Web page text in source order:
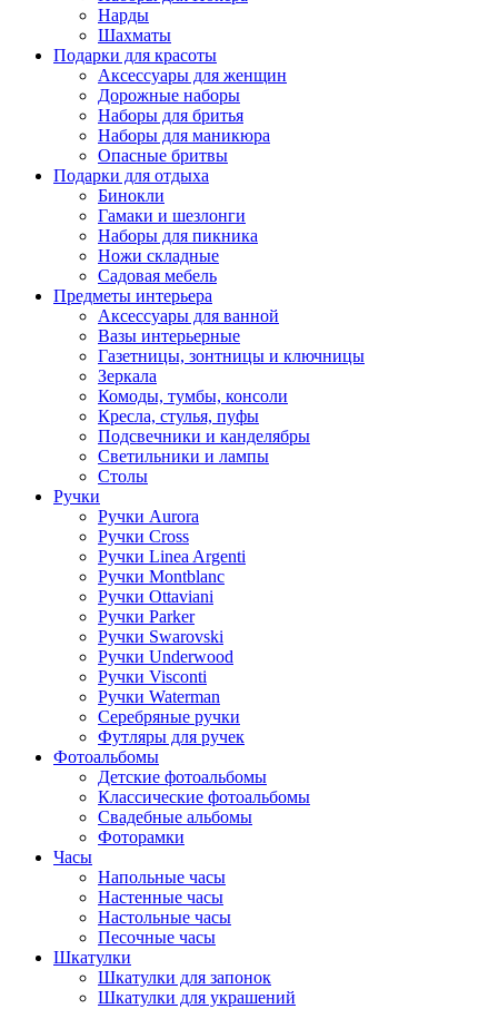
Нарды
Шахматы
Подарки для красоты
Аксессуары для женщин
Дорожные наборы
Наборы для бритья
Наборы для маникюра
Опасные бритвы
Подарки для отдыха
Бинокли
Гамаки и шезлонги
Наборы для пикника
Ножи складные
Садовая мебель
Предметы интерьера
Аксессуары для ванной
Вазы интерьерные
Газетницы, зонтницы и ключницы
Зеркала
Комоды, тумбы, консоли
Кресла, стулья, пуфы
Подсвечники и канделябры
Светильники и лампы
Столы
Ручки
Ручки Aurora
Ручки Cross
Ручки Linea Argenti
Ручки Montblanc
Ручки Ottaviani
Ручки Parker
Ручки Swarovski
Ручки Underwood
Ручки Visconti
Ручки Waterman
Серебряные ручки
Футляры для ручек
Фотоальбомы
Детские фотоальбомы
Классические фотоальбомы
Свадебные альбомы
Фоторамки
Часы
Напольные часы
Настенные часы
Настольные часы
Песочные часы
Шкатулки
Шкатулки для запонок
Шкатулки для украшений